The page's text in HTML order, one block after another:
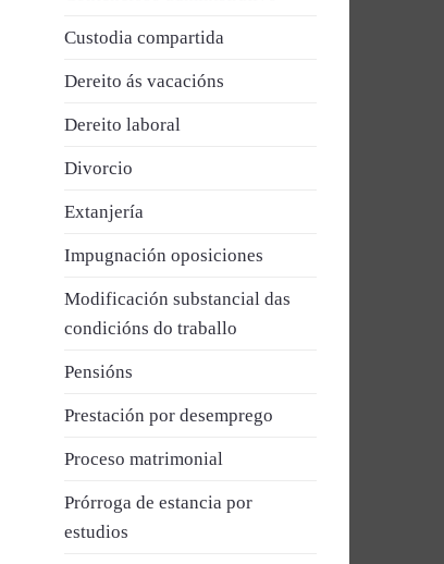
Custodia compartida
Dereito ás vacacións
Dereito laboral
Divorcio
Extanjería
Impugnación oposiciones
Modificación substancial das
condicións do traballo
Pensións
Prestación por desemprego
Proceso matrimonial
Prórroga de estancia por
estudios